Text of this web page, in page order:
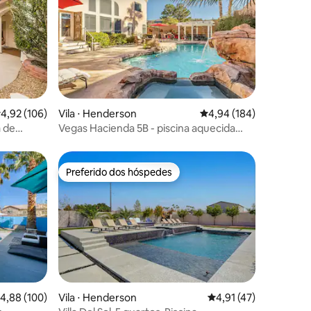
de uma avaliação média de 5, 106 avaliações
4,92 (106)
de
Vila ⋅ Henderson 4,94 de uma avaliação
4,94 (184)
Vegas Hacienda 5B - piscina aquecida
de uma avaliação média de 5, 100 avaliações
4,88 (100)
Preferido dos hóspedes
Preferido dos hóspedes
Vila ⋅ Henderson 4,91 de uma
4,91 (47)